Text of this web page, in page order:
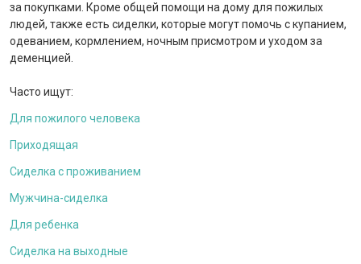
за покупками. Кроме общей помощи на дому для пожилых
людей, также есть сиделки, которые могут помочь с купанием,
одеванием, кормлением, ночным присмотром и уходом за
деменцией.
Часто ищут:
Для пожилого человека
Приходящая
Сиделка с проживанием
Мужчина-сиделка
Для ребенка
Сиделка на выходные